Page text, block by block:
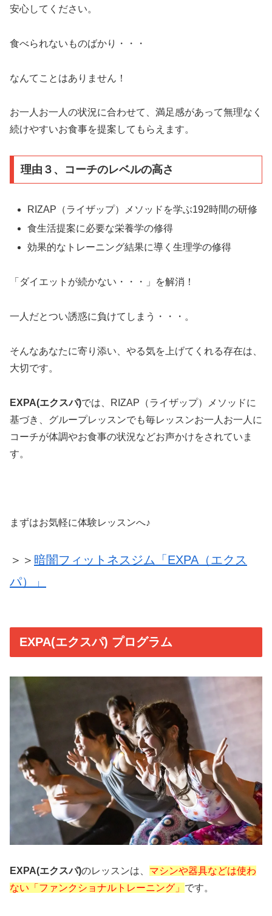
安心してください。
食べられないものばかり・・・
なんてことはありません！
お一人お一人の状況に合わせて、満足感があって無理なく
続けやすいお食事を提案してもらえます。
理由３、コーチのレベルの高さ
RIZAP（ライザップ）メソッドを学ぶ192時間の研修
食生活提案に必要な栄養学の修得
効果的なトレーニング結果に導く生理学の修得
「ダイエットが続かない・・・」を解消！
一人だとつい誘惑に負けてしまう・・・。
そんなあなたに寄り添い、やる気を上げてくれる存在は、
大切です。
EXPA(エクスパ)では、RIZAP（ライザップ）メソッドに
基づき、グループレッスンでも毎レッスンお一人お一人に
コーチが体調やお食事の状況などお声かけをされていま
す。
まずはお気軽に体験レッスンへ♪
＞＞ 暗闇フィットネスジム「EXPA（エクス
パ）」
EXPA(エクスパ) プログラム
EXPA(エクスパ)のレッスンは、 マシンや器具などは使わ
ない「ファンクショナルトレーニング」 です。